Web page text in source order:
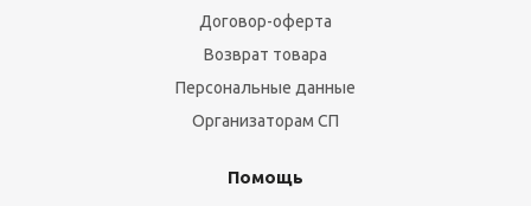
Договор-оферта
Возврат товара
Персональные данные
Организаторам СП
Помощь